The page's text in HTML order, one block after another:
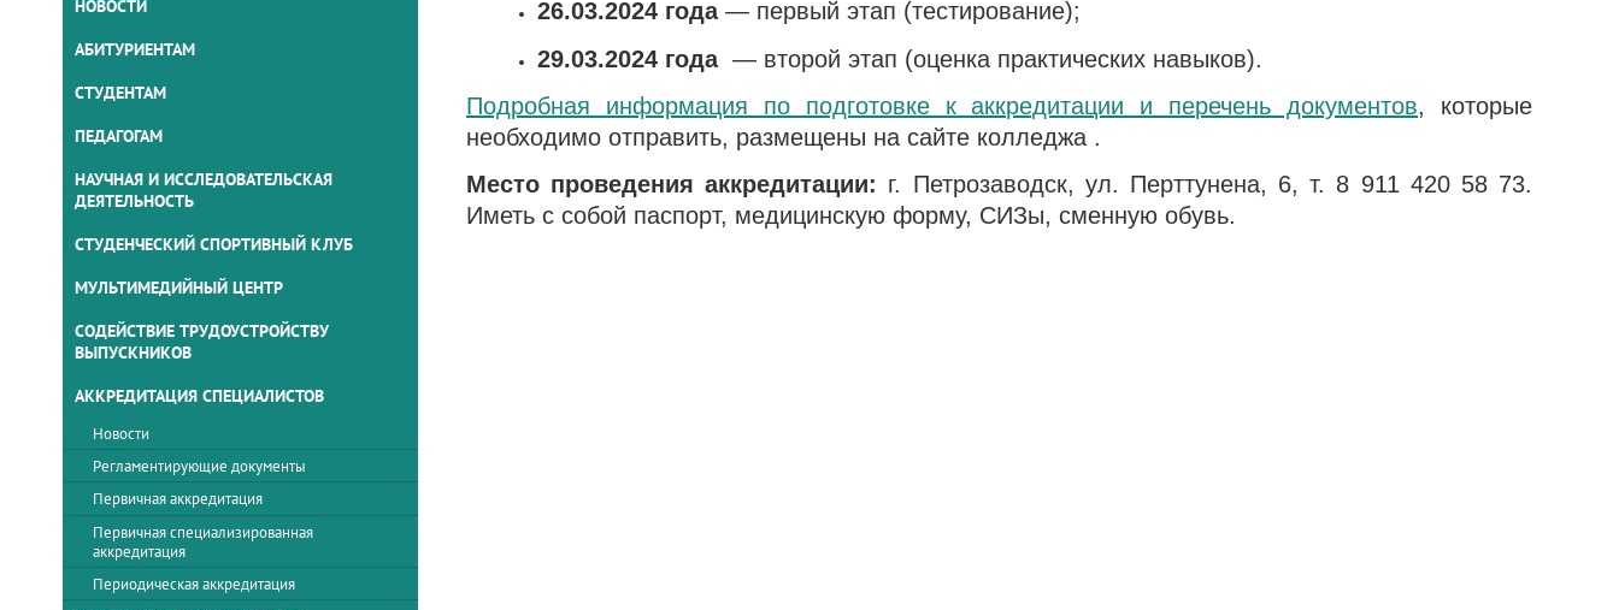
НОВОСТИ
АБИТУРИЕНТАМ
СТУДЕНТАМ
ПЕДАГОГАМ
НАУЧНАЯ И ИССЛЕДОВАТЕЛЬСКАЯ
ДЕЯТЕЛЬНОСТЬ
СТУДЕНЧЕСКИЙ СПОРТИВНЫЙ КЛУБ
МУЛЬТИМЕДИЙНЫЙ ЦЕНТР
СОДЕЙСТВИЕ ТРУДОУСТРОЙСТВУ
ВЫПУСКНИКОВ
АККРЕДИТАЦИЯ СПЕЦИАЛИСТОВ
Новости
Регламентирующие документы
Первичная аккредитация
Первичная специализированная
аккредитация
Периодическая аккредитация
26.03.2024 года— первый этап (тестирование);
29.03.2024 года— второй этап (оценка практических навыков).
Подробная информация по подготовке к аккредитации и перечень документов, которые
необходимо отправить, размещены на сайте колледжа .
Место проведения аккредитации: г. Петрозаводск, ул. Перттунена, 6, т. 8 911 420 58 73.
Иметь с собой паспорт, медицинскую форму, СИЗы, сменную обувь.